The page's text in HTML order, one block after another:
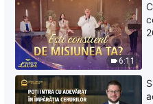
32:24
întâi
6:11